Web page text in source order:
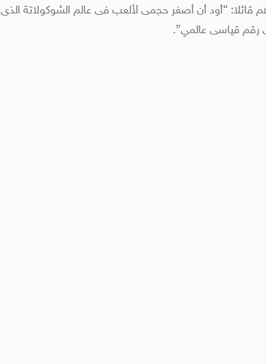
“أود أن أصغر حجمى لألعب فى عالم الشوكولاتة الذى
رقم قياسى عالمي”.